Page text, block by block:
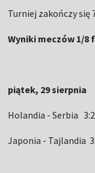
Turniej zakończy się
Wyniki meczów 1/8
piątek, 29 sierpnia
Holandia - Serbia 3:2
Japonia - Tajlandia